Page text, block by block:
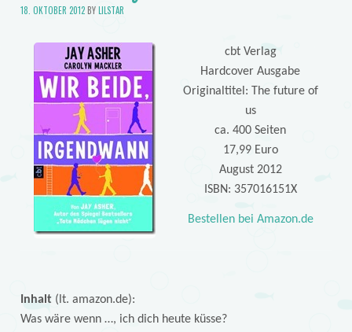
18. OKTOBER 2012BYLILSTAR
cbt Verlag
Hardcover Ausgabe
Originaltitel: The future of
us
ca. 400 Seiten
17,99 Euro
August 2012
ISBN: 357016151X
Bestellen bei Amazon.de
Inhalt(lt. amazon.de):
Was wäre wenn …, ich dich heute küsse?